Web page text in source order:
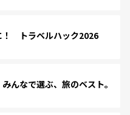
！ トラベルハック2026
んなで選ぶ、旅のベスト。